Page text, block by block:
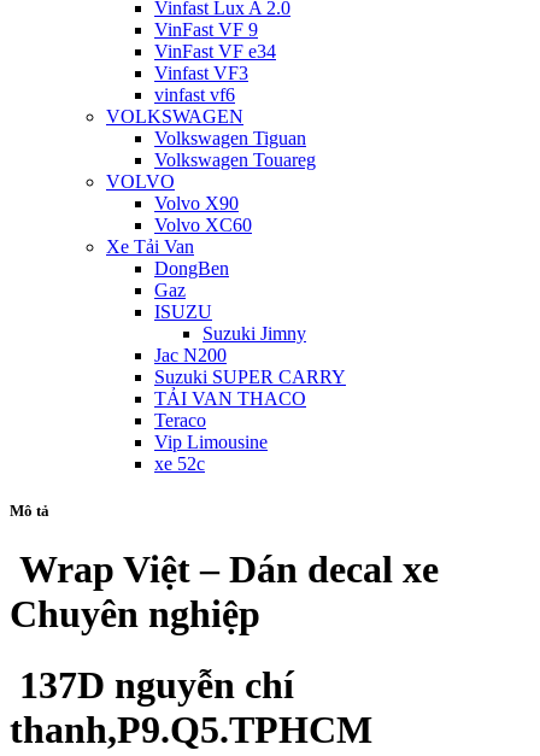
Vinfast Lux A 2.0
VinFast VF 9
VinFast VF e34
Vinfast VF3
vinfast vf6
VOLKSWAGEN
Volkswagen Tiguan
Volkswagen Touareg
VOLVO
Volvo X90
Volvo XC60
Xe Tải Van
DongBen
Gaz
ISUZU
Suzuki Jimny
Jac N200
Suzuki SUPER CARRY
TẢI VAN THACO
Teraco
Vip Limousine
xe 52c
Mô tả
Wrap Việt – Dán decal xe
Chuyên nghiệp
137D nguyễn chí
thanh,P9.Q5.TPHCM